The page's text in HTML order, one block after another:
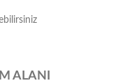
ALANI